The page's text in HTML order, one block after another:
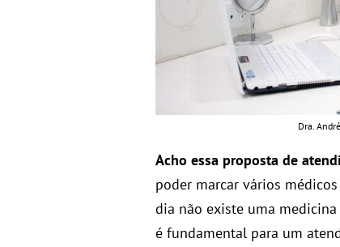
Dra.
Acho essa proposta de
poder marcar vários
dia não existe uma
é fundamental para um